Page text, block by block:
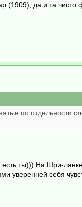
(1909), да и та чисто
по отдельности
ты))) На Шри-
уверенней себя